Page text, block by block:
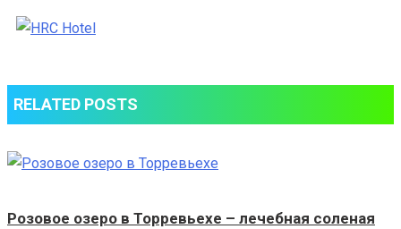
RELATED POSTS
Розовое озеро в Торревьехе – лечебная соленая